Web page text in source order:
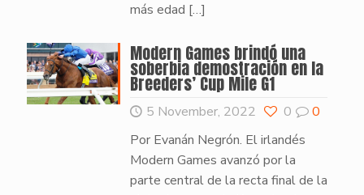
más edad […]
Modern Games brindó una
soberbia demostración en la
Breeders’ Cup Mile G1
5 November, 2022 0
0
Por Evanán Negrón. El irlandés
Modern Games avanzó por la
parte central de la recta final de la